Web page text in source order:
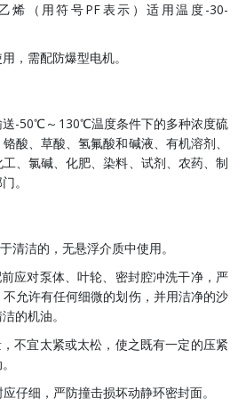
烯（用符号PF表示）适用温度-30-
，需配防爆型电机。
送-50℃～130℃温度条件下的多种浓度硫
酸、草酸、氢氟酸和碱液、有机溶剂、
、氯碱、化肥、染料、试剂、农药、制
。
清洁的，无悬浮介质中使用。
应对泵体、叶轮、密封腔冲洗干净，严
允许有任何细微的划伤，并用洁净的沙
的机油。
不宜太紧或太松，使之既有一定的压紧
仔细，严防撞击损坏动静环密封面。